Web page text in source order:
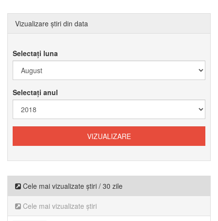
Vizualizare știri din data
Selectați luna
Selectați anul
Cele mai vizualizate știri / 30 zile
Cele mai vizualizate știri